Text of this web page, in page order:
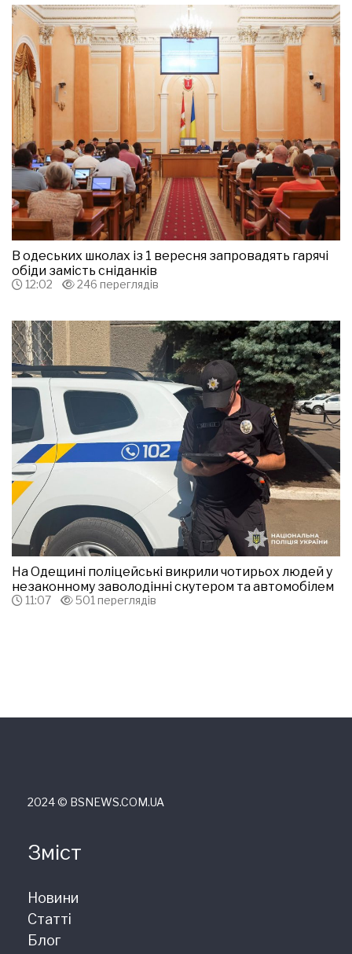
В одеських школах із 1 вересня запровадять гарячі
обіди замість сніданків
12:02 246 переглядів
На Одещині поліцейські викрили чотирьох людей у
незаконному заволодінні скутером та автомобілем
11:07 501 переглядів
2024 © ВSNEWS.COM.UA
Зміст
Новини
Статті
Блог